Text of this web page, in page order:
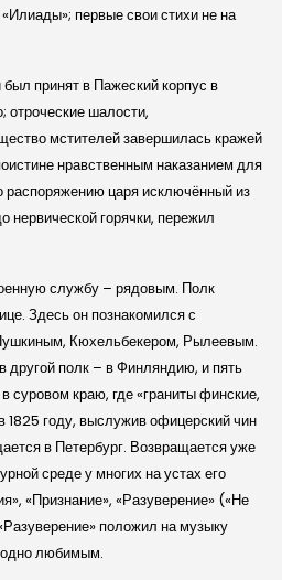
первые свои стихи не на
принят в Пажеский корпус в
отроческие шалости,
мстителей завершилась кражей
нравственным наказанием для
распоряжению царя исключённый из
нервической горячки, пережил
службу – рядовым. Полк
Здесь он познакомился с
Кюхельбекером, Рылеевым.
другой полк – в Финляндию, и пять
суровом краю, где «граниты финские,
1825 году, выслужив офицерский чин
в Петербург. Возвращается уже
среде у многих на устах его
«Признание», «Разуверение» («Не
положил на музыку
любимым.